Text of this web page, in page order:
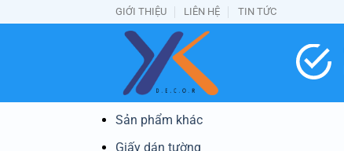
qua
GIỚI THIỆU LIÊN HỆ TIN TỨC
Sản phẩm khác
Giấy dán tường